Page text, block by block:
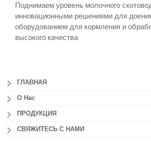
Поднимаем уровень молочного
инновационными решениями для
оборудованием для кормления и
высокого качества
ГЛАВНАЯ
О Нас
ПРОДУКЦИЯ
СВЯЖИТЕСЬ С НАМИ